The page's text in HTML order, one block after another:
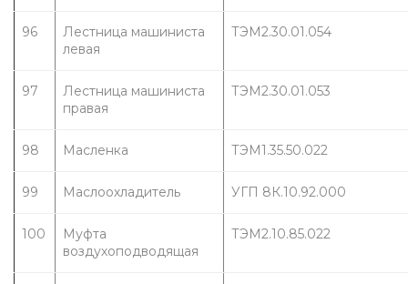
96
Лестница машиниста
левая
ТЭМ2.30.01.054
97
Лестница машиниста
правая
ТЭМ2.30.01.053
98 Масленка ТЭМ1.35.50.022
99 Маслоохладитель УГП 8К.10.92.000
100
Муфта
воздухоподводящая
ТЭМ2.10.85.022